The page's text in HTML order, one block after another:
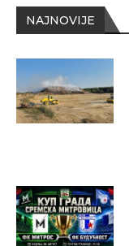
NAJNOVIJE